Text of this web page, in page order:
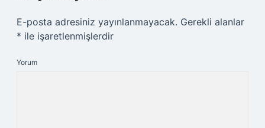
E-posta adresiniz yayınlanmayacak. Gerekli alanlar
* ile işaretlenmişlerdir
Yorum